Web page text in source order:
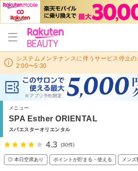
システムメンテナンスに伴うサービス停止
2:00〜5:30
メニュー
SPA Esther ORIENTAL
スパエスターオリエンタル
4.3 (30件)
◎ 本日空席あり ポイントが貯まる・使える メンズ